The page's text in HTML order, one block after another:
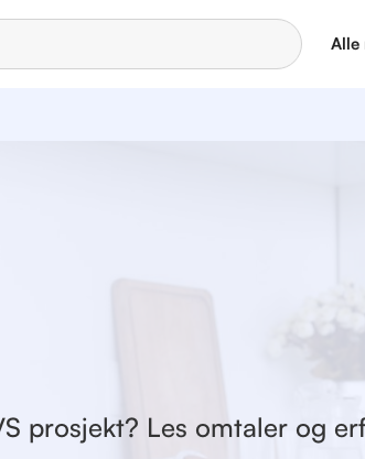
Alle
prosjekt? Les omtaler og